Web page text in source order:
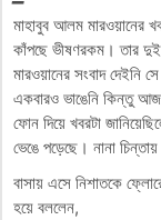
মাহাবুব আলম মারওয়ানের
কাঁপছে ভীষণরকম। তার
মারওয়ানের সংবাদ
একবারও ভাঙেনি কিন্তু আজ
ফোন দিয়ে খবরটা
ভেঙে পড়েছে। নানা
বাসায় এসে নিশাতকে
হয়ে বললেন,